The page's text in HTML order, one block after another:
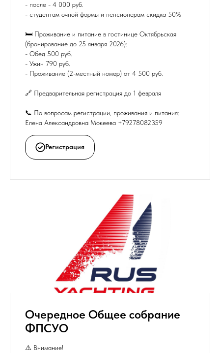
- после - 4 000 руб.
- студентам очной формы и пенсионерам скидка 50%
🛏 Проживание и питание в гостинице Октябрьская
(бронирование до 25 января 2026):
- Обед 500 руб.
- Ужин 790 руб.
- Проживание (2-местный номер) от 4 500 руб.
🔗 Предварительная регистрация до 1 февраля
📞 По вопросам регистрации, проживания и питания:
Елена Александровна Мокеева +79278082359
Регистрация
Очередное Общее собрание
ФПСУО
⚠️ Внимание!